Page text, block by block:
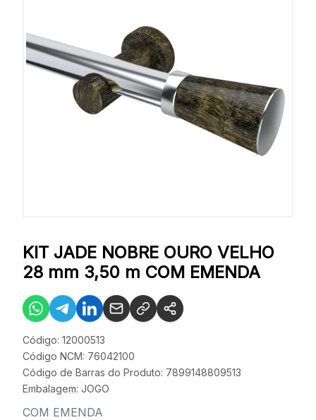
KIT JADE NOBRE OURO VELHO
28 mm 3,50 m COM EMENDA
Código: 12000513
Código NCM: 76042100
Código de Barras do Produto: 7899148809513
Embalagem: JOGO
COM EMENDA